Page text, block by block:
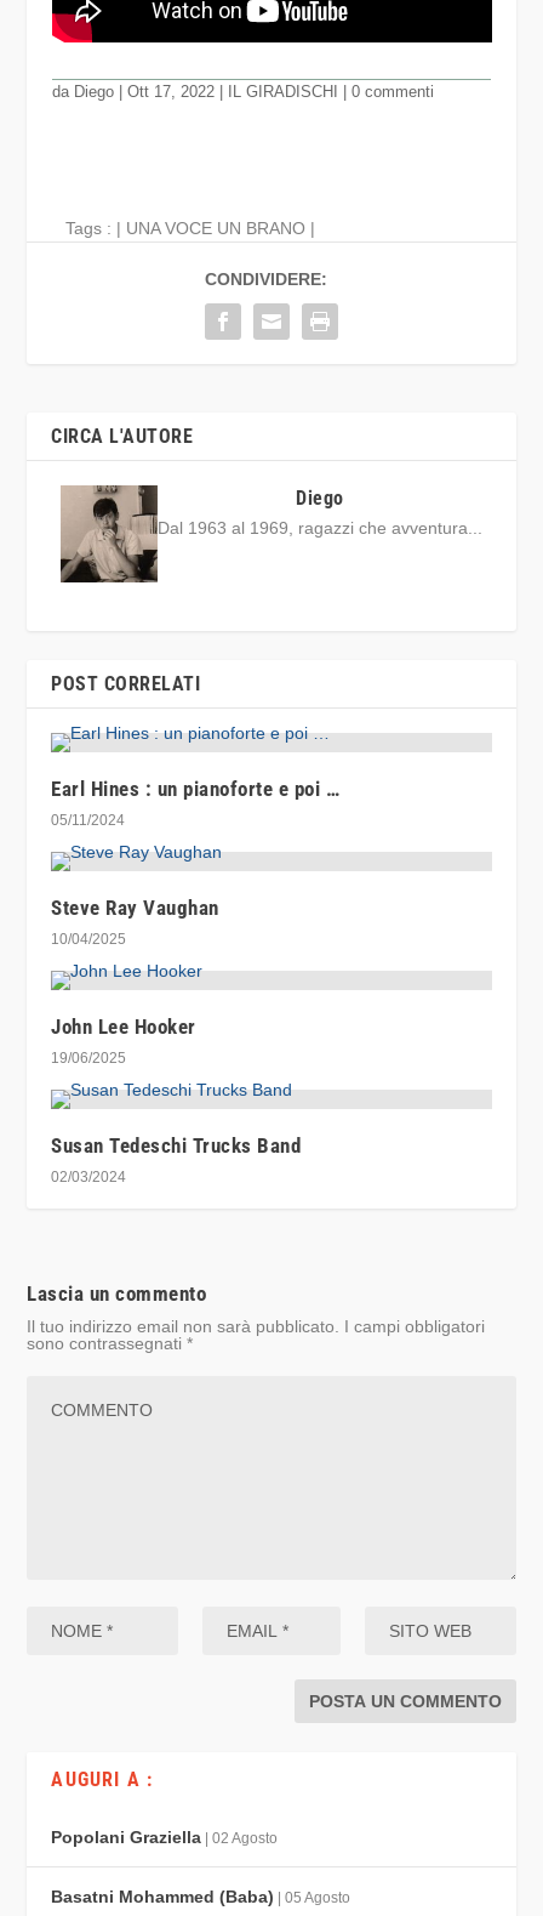
da Diego| Ott 17, 2022| IL GIRADISCHI 0 commenti
Tags : | UNA VOCE UN BRANO |
CONDIVIDERE:
CIRCA L'AUTORE
Diego
Dal 1963 al 1969, ragazzi che avventura...
POST CORRELATI
Earl Hines : un pianoforte e poi …
05/11/2024
Steve Ray Vaughan
10/04/2025
John Lee Hooker
19/06/2025
Susan Tedeschi Trucks Band
02/03/2024
Lascia un commento
Il tuo indirizzo email non sarà pubblicato.
I campi obbligatori
sono contrassegnati*
AUGURI A :
Popolani Graziella | 02 Agosto
Basatni Mohammed (Baba) | 05 Agosto